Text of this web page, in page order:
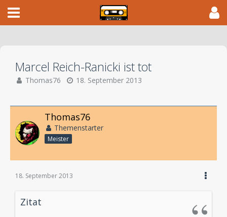
Marcel Reich-Ranicki ist tot
Thomas76 18. September 2013
Thomas76
Themenstarter
Meister
18. September 2013
Zitat